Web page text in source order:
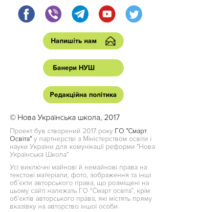
Напишіть нам
Банери НУШ
Редакційна політика
© Нова Українська школа, 2017
Проект був створений 2017 року ГО "Смарт
Освіта" у партнерстві з Міністерством освіти і
науки України для комунікації реформи "Нова
Українська Школа"
Усі виключні майнові й немайнові права на
текстові матеріали, фото, зображення та інші
об’єкти авторського права, що розміщені на
цьому сайті належать ГО “Смарт освіта”, крім
об’єктів авторського права, які містять пряму
вказівку на авторство іншої особи.